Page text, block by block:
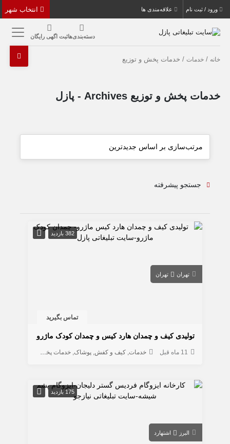
ورود / ثبت نام علاقه‌مندی ها
دسته‌بندی‌هاثبت اگهی رایگان
خانه /خدمات / خدمات پخش و توزیع
خدمات پخش و توزیع Archives - پازل
جستجو پیشرفته
382 بازدید
تهران تهران
تماس بگیرید
تولیدی کیف و چمدان هارد کیس و چمدان کودک ماژرو
11 ماه قبل خدمات کیف و کفش پوشاک خدمات پخش و توزیع
175 بازدید
البرز اشتهارد